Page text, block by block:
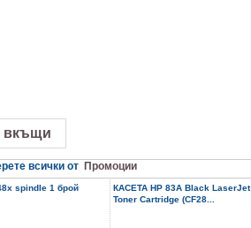
всички от Промоции
spindle 1 брой
КАСЕТА HP 83A Black LaserJet
Toner Cartridge (CF28...